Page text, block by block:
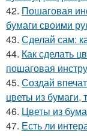
42. Пошаговая
бумаги своими
43. Сделай сам:
44. Как сделать
пошаговая
45. Создай
цветы из бумаги,
46. Цветы из
47. Есть ли